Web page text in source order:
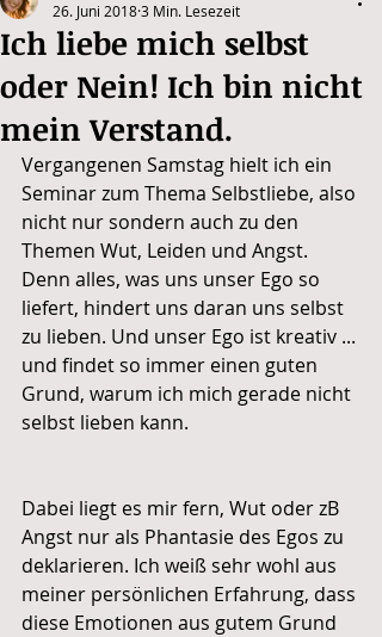
Ich liebe mich selbst
oder Nein! Ich bin nicht
mein Verstand.
26. Juni 20183 Min. Lesezeit
Vergangenen Samstag hielt ich ein
Seminar zum Thema Selbstliebe, also
nicht nur sondern auch zu den
Themen Wut, Leiden und Angst.
Denn alles, was uns unser Ego so
liefert, hindert uns daran uns selbst
zu lieben. Und unser Ego ist kreativ ...
und findet so immer einen guten
Grund, warum ich mich gerade nicht
selbst lieben kann.
Dabei liegt es mir fern, Wut oder zB
Angst nur als Phantasie des Egos zu
deklarieren. Ich weiß sehr wohl aus
meiner persönlichen Erfahrung, dass
diese Emotionen aus gutem Grund